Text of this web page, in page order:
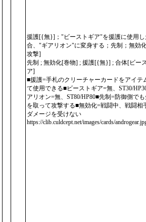
援護[{無}]；"ビーストギア"を援護に使用し
合、"ギアリオン"に変身する；先制；無効
攻撃]
先制 ; 無効化[巻物] ; 援護[{無}] ; 合体[ビー
ア]
■援護=手札のクリーチャーカードをアイテ
て使用できる■ビーストギア=無、ST30/
アリオン=無、ST80/HP80■先制=防御側で
を取って攻撃する■無効化=戦闘中、戦闘相
ダメージを受けない
https://clib.culdcept.net/images/cards/